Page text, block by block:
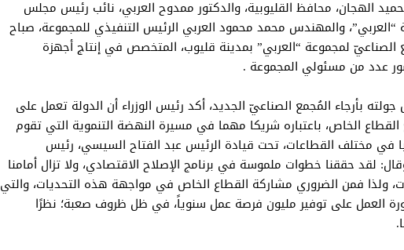
الهجان، محافظ القليوبية، والدكتور ممدوح العربي، نائب رئيس مجلس
“العربي”، والمهندس محمد محمود العربي الرئيس التنفيذي للمجموعة، صباح
الصناعيّ لمجموعة “العربي” بمدينة قليوب، المتخصص في إنتاج أجهزة
عدد من مسئولي المجموعة .
بأرجاء المُجمع الصناعيّ الجديد، أكد رئيس الوزراء أن الدولة تعمل على
الخاص، باعتباره شريكا مهما في مسيرة النهضة التنموية التي تقوم
في مختلف القطاعات، تحت قيادة الرئيس عبد الفتاح السيسي، رئيس
لقد حققنا خطوات ملموسة في برنامج الإصلاح الاقتصادي، ولا تزال أمامنا
ولذا فمن الضروري مشاركة القطاع الخاص في مواجهة هذه التحديات، والتي
العمل على توفير مليون فرصة عمل سنوياً، في ظل ظروف صعبة؛ نظرًا